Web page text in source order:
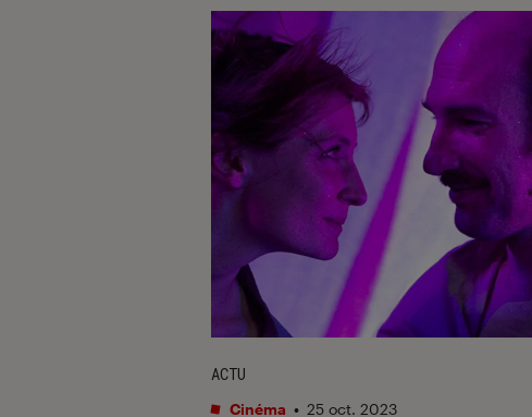
ACTU
Cinéma • 25 oct. 2023